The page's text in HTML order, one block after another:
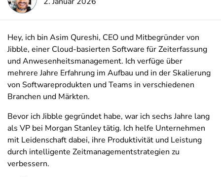
Hey, ich bin Asim Qureshi, CEO und Mitbegründer von
Jibble, einer Cloud-basierten Software für Zeiterfassung
und Anwesenheitsmanagement. Ich verfüge über
mehrere Jahre Erfahrung im Aufbau und in der Skalierung
von Softwareprodukten und Teams in verschiedenen
Branchen und Märkten.
Bevor ich Jibble gegründet habe, war ich sechs Jahre lang
als VP bei Morgan Stanley tätig. Ich helfe Unternehmen
mit Leidenschaft dabei, ihre Produktivität und Leistung
durch intelligente Zeitmanagementstrategien zu
verbessern.